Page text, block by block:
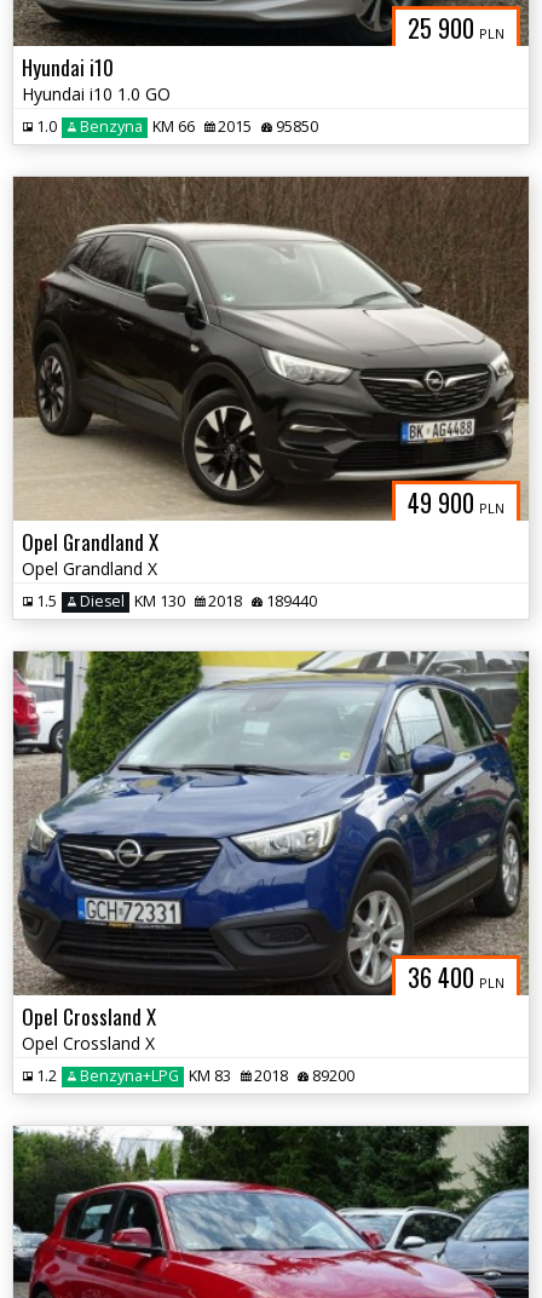
25 900 PLN
Hyundai i10
Hyundai i10 1.0 GO
1.0 Benzyna KM 66 2015 95850
49 900 PLN
Opel Grandland X
Opel Grandland X
1.5 Diesel KM 130 2018 189440
36 400 PLN
Opel Crossland X
Opel Crossland X
1.2 Benzyna+LPG KM 83 2018 89200